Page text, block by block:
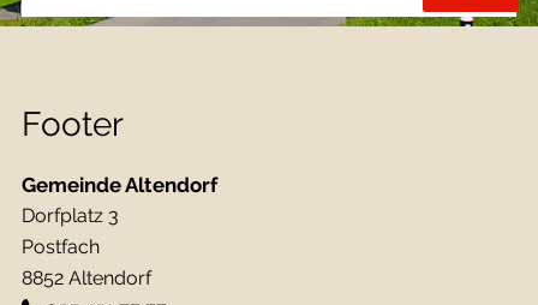
Footer
Gemeinde Altendorf
Dorfplatz 3
Postfach
8852 Altendorf